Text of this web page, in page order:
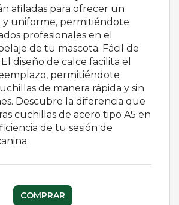
afiladas para ofrecer un
y uniforme, permitiéndote
profesionales en el
de tu mascota. Fácil de
diseño de calce facilita el
permitiéndote
de manera rápida y sin
Descubre la diferencia que
cuchillas de acero tipo A5 en
de tu sesión de